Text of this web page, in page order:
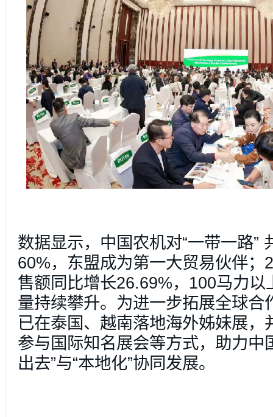
数据显示，中国农机对“一带一路”
60%，东盟成为第一大贸易伙伴；
售额同比增长26.69%，100马力以
量持续攀升。为进一步拓展全球合
已在泰国、越南落地海外姊妹展，
参与国际知名展会等方式，助力中
出去”与“本地化”协同发展。